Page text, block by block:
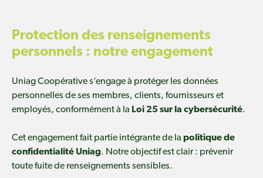
Protection des renseignements
personnels : notre engagement
Uniag Coopérative s’engage à protéger les données
personnelles de ses membres, clients, fournisseurs et
employés, conformément à la Loi 25 sur la cybersécurité.
Cet engagement fait partie intégrante de la politique de
confidentialité Uniag. Notre objectif est clair : prévenir
toute fuite de renseignements sensibles.